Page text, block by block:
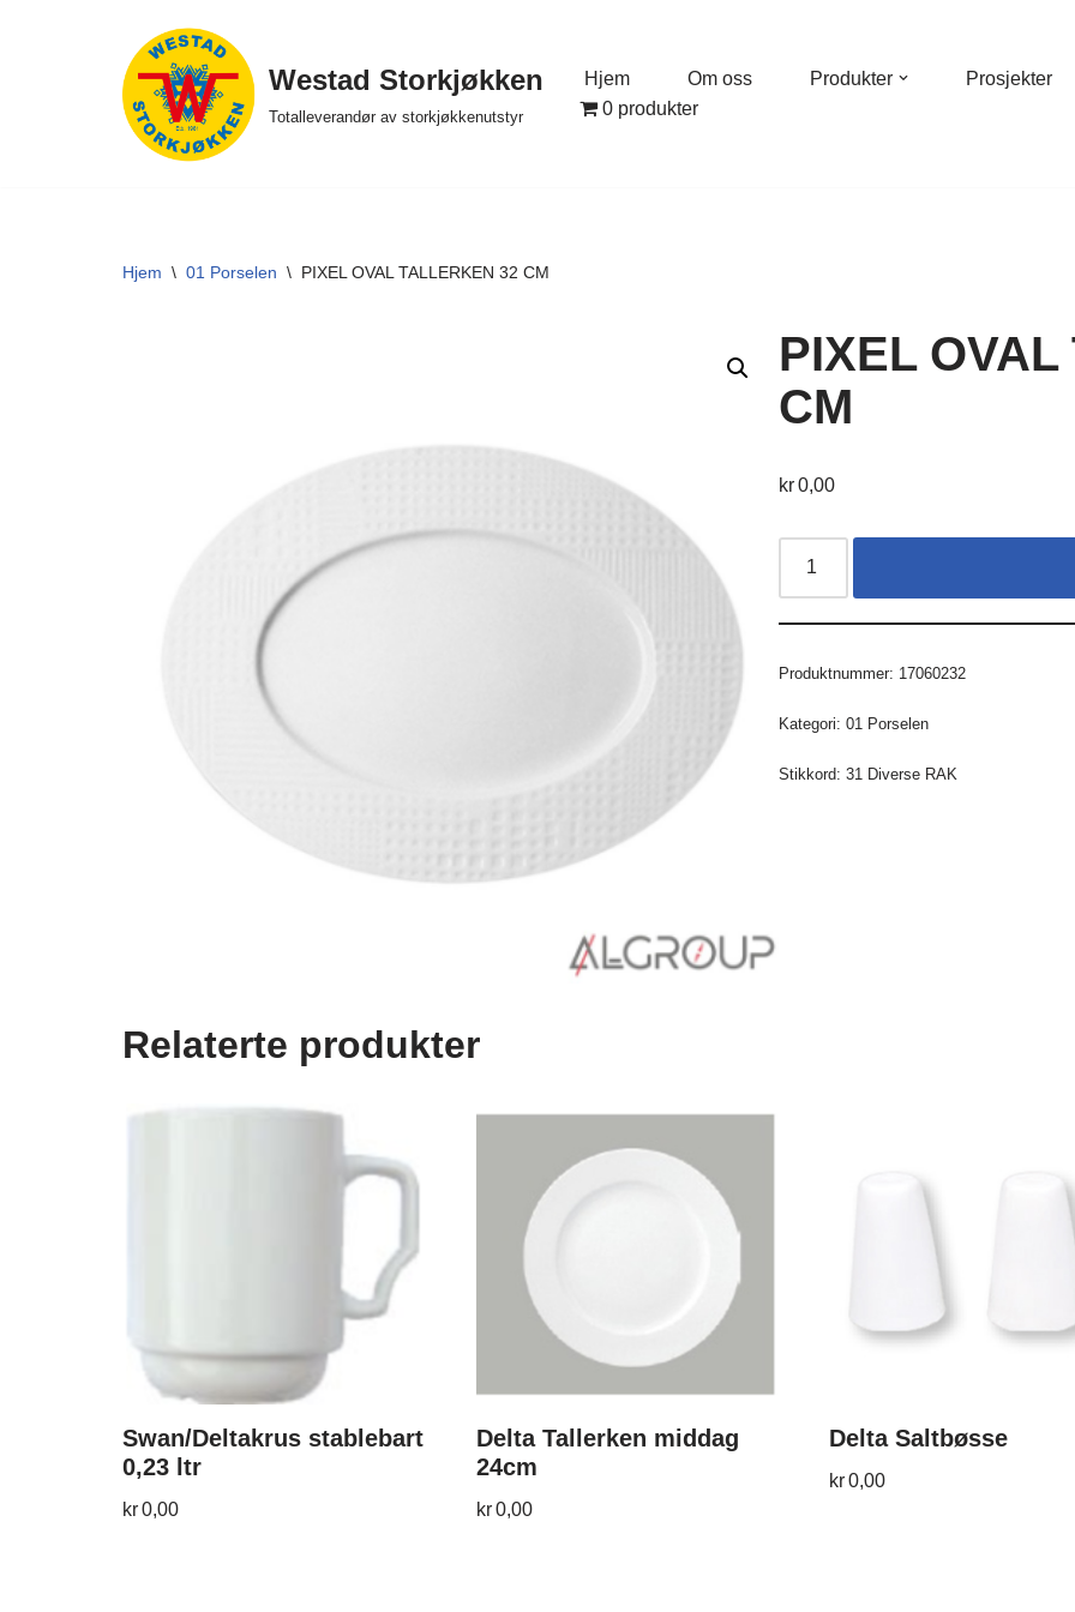
Westad Storkjøkken
Totalleverandør av storkjøkkenutstyr
Hjem Om oss Produkter Prosjekter
0 produkter
Hjem \ 01 Porselen \ PIXEL OVAL TALLERKEN 32 CM
PIXEL
CM
kr0,00
Produktnummer: 17060232
Kategori:01 Porselen
Stikkord:31 Diverse RAK
Relaterte produkter
Swan/Deltakrus stablebart
0,23 ltr
kr0,00
Delta Tallerken middag
24cm
kr0,00
Delta Saltbøsse
kr0,00